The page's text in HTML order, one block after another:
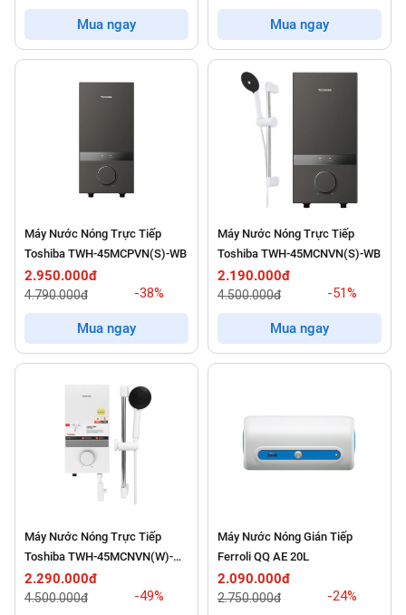
Mua ngay Mua ngay
Máy Nước Nóng Trực Tiếp
Toshiba TWH-45MCPVN(S)-WB
2.950.000đ
4.790.000đ -38%
Mua ngay
Máy Nước Nóng Trực Tiếp
Toshiba TWH-45MCNVN(S)-WB
2.190.000đ
4.500.000đ -51%
Mua ngay
Máy Nước Nóng Trực Tiếp
Toshiba TWH-45MCNVN(W)-
WB
2.290.000đ
4.500.000đ -49%
Máy Nước Nóng Gián Tiếp
Ferroli QQ AE 20L
2.090.000đ
2.750.000đ -24%